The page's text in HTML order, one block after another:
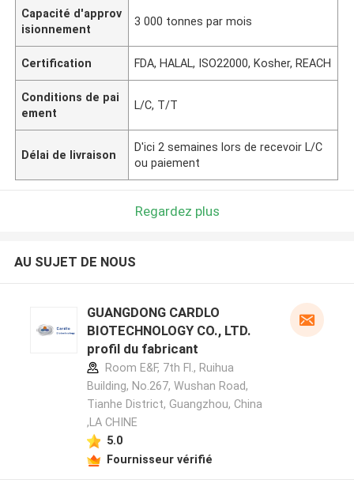
Capacité d'approv
isionnement
3 000 tonnes par mois
Certification FDA, HALAL, ISO22000, Kosher, REACH
Conditions de pai
ement
L/C, T/T
Délai de livraison
D'ici 2 semaines lors de recevoir L/C
ou paiement
Regardez plus
AU SUJET DE NOUS
GUANGDONG CARDLO
BIOTECHNOLOGY CO., LTD.
profil du fabricant
Room E&F, 7th Fl., Ruihua
Building, No.267, Wushan Road,
Tianhe District, Guangzhou, China
,LA CHINE
5.0
Fournisseur vérifié